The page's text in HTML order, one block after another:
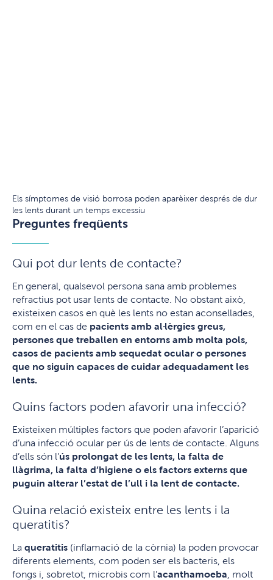
Els símptomes de visió borrosa poden aparèixer després de dur
les lents durant un temps excessiu
Preguntes freqüents
Qui pot dur lents de contacte?
En general, qualsevol persona sana amb problemes
refractius pot usar lents de contacte. No obstant això,
existeixen casos en què les lents no estan aconsellades,
com en el cas de pacients amb al·lèrgies greus,
persones que treballen en entorns amb molta pols,
casos de pacients amb sequedat ocular o persones
que no siguin capaces de cuidar adequadament les
lents.
Quins factors poden afavorir una infecció?
Existeixen múltiples factors que poden afavorir l’aparició
d’una infecció ocular per ús de lents de contacte. Alguns
d’ells són l’ús prolongat de les lents, la falta de
llàgrima, la falta d’higiene o els factors externs que
puguin alterar l’estat de l’ull i la lent de contacte.
Quina relació existeix entre les lents i la
queratitis?
La queratitis (inflamació de la còrnia) la poden provocar
diferents elements, com poden ser els bacteris, els
fongs i, sobretot, microbis com l’acanthamoeba , molt